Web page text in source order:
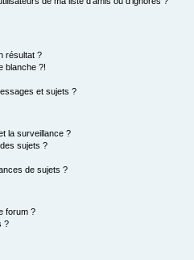
résultat ?
blanche ?!
et sujets ?
la surveillance ?
sujets ?
de sujets ?
forum ?
?